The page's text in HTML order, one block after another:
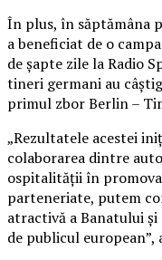
În plus, în săptămâna
a beneficiat de o
de șapte zile la Radio
tineri germani au
primul zbor Berlin –
„Rezultatele acestei
colaborarea dintre
ospitalității în
parteneriate, putem
atractivă a Banatului
de publicul european”,